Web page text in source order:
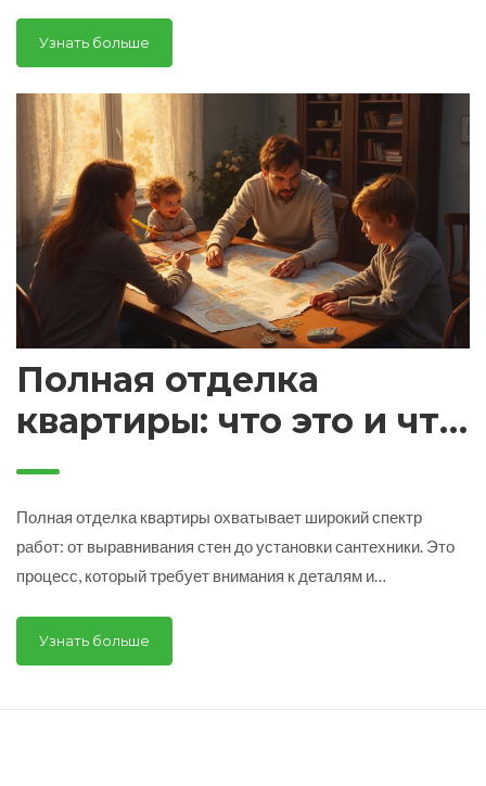
декоративной штукатуркой, которые отлично скрывают
неровности. Обсудим их плюсы, минусы и нюансы монтажа.
Поделюсь реальными советами, чтобы вы не переплатили
за бесполезные решения.
Узнать больше
Полная отделка
квартиры: что это и что
ожидать?
Полная отделка квартиры охватывает широкий спектр
работ: от выравнивания стен до установки сантехники. Это
процесс, который требует внимания к деталям и
расскажем о необходимых материалах и дадим полезные
советы для успешного завершения отделки. Узнайте, как
Узнать больше